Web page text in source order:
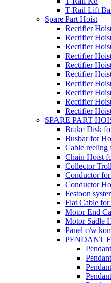
T-Rail Lift
Spare Part Hoist
Rectifier
Rectifier
Rectifier
Rectifier
Rectifier
Rectifier
Rectifier
Rectifier
Rectifier
Rectifier
SPARE PART
Brake Disk
Busbar for
Cable reeling
Chain Hoist
Collector
Conductor
Conductor
Festoon
Flat Cable
Motor End
Motor Sadle
Panel c/w
PENDANT